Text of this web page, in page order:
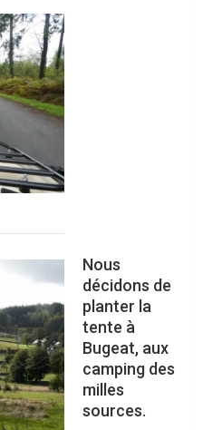
Nous
décidons de
planter la
tente à
Bugeat, aux
camping des
milles
sources.